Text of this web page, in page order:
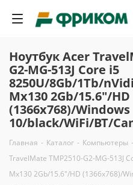
Ноутбук Acer
G2-MG-513J Core i5
8250U/8Gb/1Tb/
Mx130 2Gb/15.6"/HD
(1366x768)/Windows
10/black/WiFi/BT/
Главная - Каталог - Компьютеры -
TravelMate TMP2510-G2-MG-513J
Mx130 2Gb/15.6"/HD (1366x768)/